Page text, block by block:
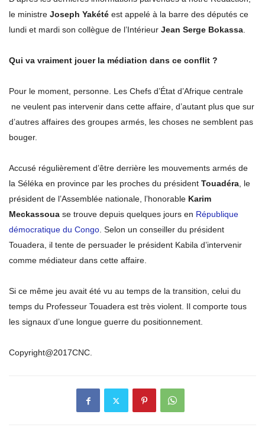
le ministre Joseph Yakété est appelé à la barre des députés ce
lundi et mardi son collègue de l’Intérieur Jean Serge Bokassa.
Qui va vraiment jouer la médiation dans ce conflit ?
Pour le moment, personne. Les Chefs d’État d’Afrique centrale
ne veulent pas intervenir dans cette affaire, d’autant plus que sur
d’autres affaires des groupes armés, les choses ne semblent pas
bouger.
Accusé régulièrement d’être derrière les mouvements armés de
la Séléka en province par les proches du président Touadéra, le
président de l’Assemblée nationale, l’honorable Karim
Meckassoua se trouve depuis quelques jours en République
démocratique du Congo. Selon un conseiller du président
Touadera, il tente de persuader le président Kabila d’intervenir
comme médiateur dans cette affaire.
Si ce même jeu avait été vu au temps de la transition, celui du
temps du Professeur Touadera est très violent. Il comporte tous
les signaux d’une longue guerre du positionnement.
Copyright@2017CNC.